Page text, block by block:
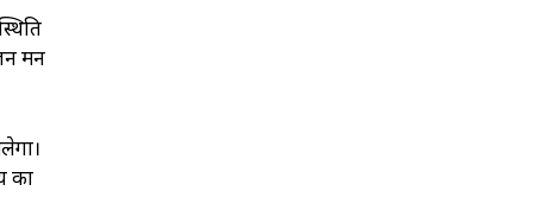
मन
का